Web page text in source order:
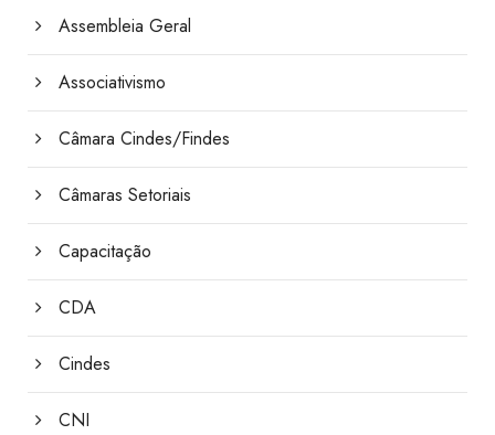
Assembleia Geral
Associativismo
Câmara Cindes/Findes
Câmaras Setoriais
Capacitação
CDA
Cindes
CNI